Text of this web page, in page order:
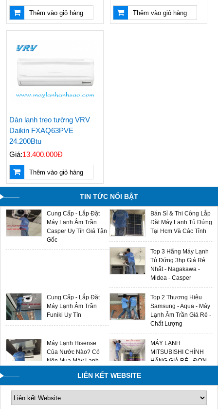
Thêm vào giỏ hàng Thêm vào giỏ hàng
Dàn lạnh treo tường VRV
Daikin FXAQ63PVE
24.200Btu
Giá:13.400.000Đ
Thêm vào giỏ hàng
TIN TỨC NỔI BẬT
Máy Lạnh Âm Trần
Chuyên Nghiệp Giá Rẻ
Lạnh Âm Trần LG
Chính Hãng Uy Tín Giá
Kiệm Điện Đáng Mua
Nhất
Giá Máy Lạnh Treo
0909588116
Aqua - Đại Lý Phân
Phối Chính Hãng Giá
2024 Giá Sỉ Tại Ánh
Cung Cấp - Lắp Đặt
Máy Lạnh Âm Trần
Casper Uy Tín Giá Tận
Gốc
Bán Sỉ & Thi Công Lắp
Đặt Máy Lạnh Tủ Đứng
Tại Hcm Và Các Tỉnh
Top 3 Hãng Máy Lạnh
Tủ Đứng 3hp Giá Rẻ
Nhất - Nagakawa -
Midea - Casper
Cung Cấp - Lắp Đặt
Máy Lạnh Âm Trần
Funiki Uy Tín
Top 2 Thương Hiệu
Samsung - Aqua - Máy
Lạnh Âm Trần Giá Rẻ -
Chất Lượng
Máy Lạnh Hisense
Của Nước Nào? Có
Nên Mua Máy Lạnh
MÁY LẠNH
MITSUBISHI CHÍNH
HÃNG GIÁ RẺ - ĐƠN
0909588116
LIÊN KẾT WEBSITE